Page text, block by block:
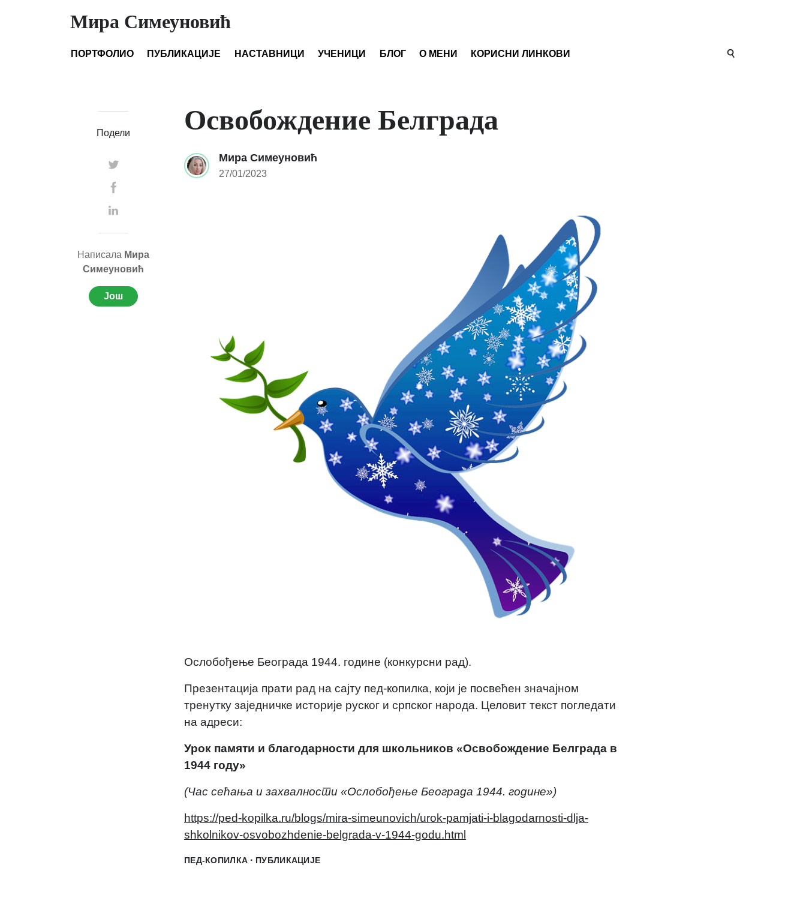
Мира Симеуновић
ПОРТФОЛИО ПУБЛИКАЦИЈЕ НАСТАВНИЦИ УЧЕНИЦИ БЛОГ О МЕНИ КОРИСНИ ЛИНКОВИ
Освобождение Белграда
Мира Симеуновић
27/01/2023
Ослобођење Београда 1944. године (конкурсни рад).
Презентација прати рад на сајту пед-копилка, који је посвећен значајном
тренутку заједничке историје руског и српског народа. Целовит текст погледати
на адреси:
Урок памяти и благодарности для школьников «Освобождение Белграда в
1944 году»
(Час сећања и захвалности «Ослобођење Београда 1944. године»)
https://ped-kopilka.ru/blogs/mira-simeunovich/urok-pamjati-i-blagodarnosti-dlja-
shkolnikov-osvobozhdenie-belgrada-v-1944-godu.html
ПЕД-КОПИЛКА · ПУБЛИКАЦИЈЕ
Подели
Написала Мира
Симеуновић
Још